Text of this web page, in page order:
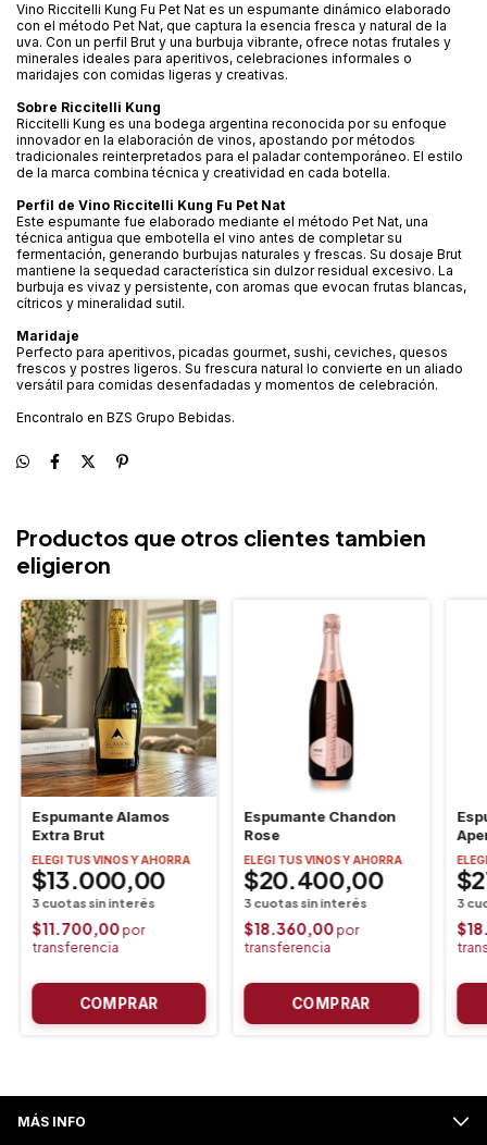
Vino Riccitelli Kung Fu Pet Nat es un espumante dinámico elaborado
con el método Pet Nat, que captura la esencia fresca y natural de la
uva. Con un perfil Brut y una burbuja vibrante, ofrece notas frutales y
minerales ideales para aperitivos, celebraciones informales o
maridajes con comidas ligeras y creativas.
Sobre Riccitelli Kung
Riccitelli Kung es una bodega argentina reconocida por su enfoque
innovador en la elaboración de vinos, apostando por métodos
tradicionales reinterpretados para el paladar contemporáneo. El estilo
de la marca combina técnica y creatividad en cada botella.
Perfil de Vino Riccitelli Kung Fu Pet Nat
Este espumante fue elaborado mediante el método Pet Nat, una
técnica antigua que embotella el vino antes de completar su
fermentación, generando burbujas naturales y frescas. Su dosaje Brut
mantiene la sequedad característica sin dulzor residual excesivo. La
burbuja es vivaz y persistente, con aromas que evocan frutas blancas,
cítricos y mineralidad sutil.
Maridaje
Perfecto para aperitivos, picadas gourmet, sushi, ceviches, quesos
frescos y postres ligeros. Su frescura natural lo convierte en un aliado
versátil para comidas desenfadadas y momentos de celebración.
Encontralo en BZS Grupo Bebidas.
Productos que otros clientes tambien
eligieron
Espumante Alamos
Extra Brut
ELEGI TUS VINOS Y AHORRA
$13.000,00
$11.700,00
Espumante Chandon
Rose
ELEGI TUS VINOS Y AHORRA
$20.400,00
$18.360,00
MÁS INFO